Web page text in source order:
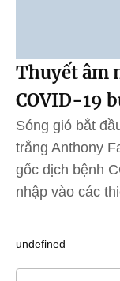
Thuyết âm
COVID-19
Sóng gió bắt
trắng Anthony
gốc dịch bệnh
nhập vào các
undefined